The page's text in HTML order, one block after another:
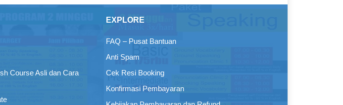
Course Asli dan Cara
EXPLORE
FAQ – Pusat Bantuan
Anti Spam
Cek Resi Booking
Konfirmasi Pembayaran